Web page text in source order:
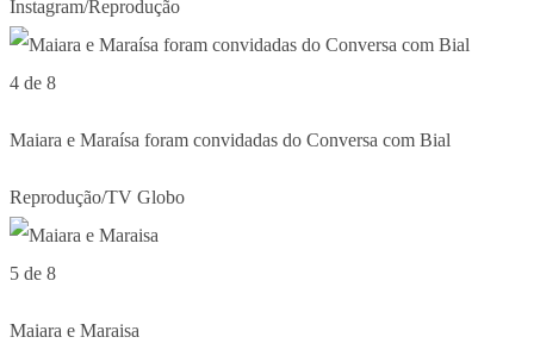
Instagram/Reprodução
4 de 8
Maiara e Maraísa foram convidadas do Conversa com Bial
Reprodução/TV Globo
5 de 8
Maiara e Maraisa